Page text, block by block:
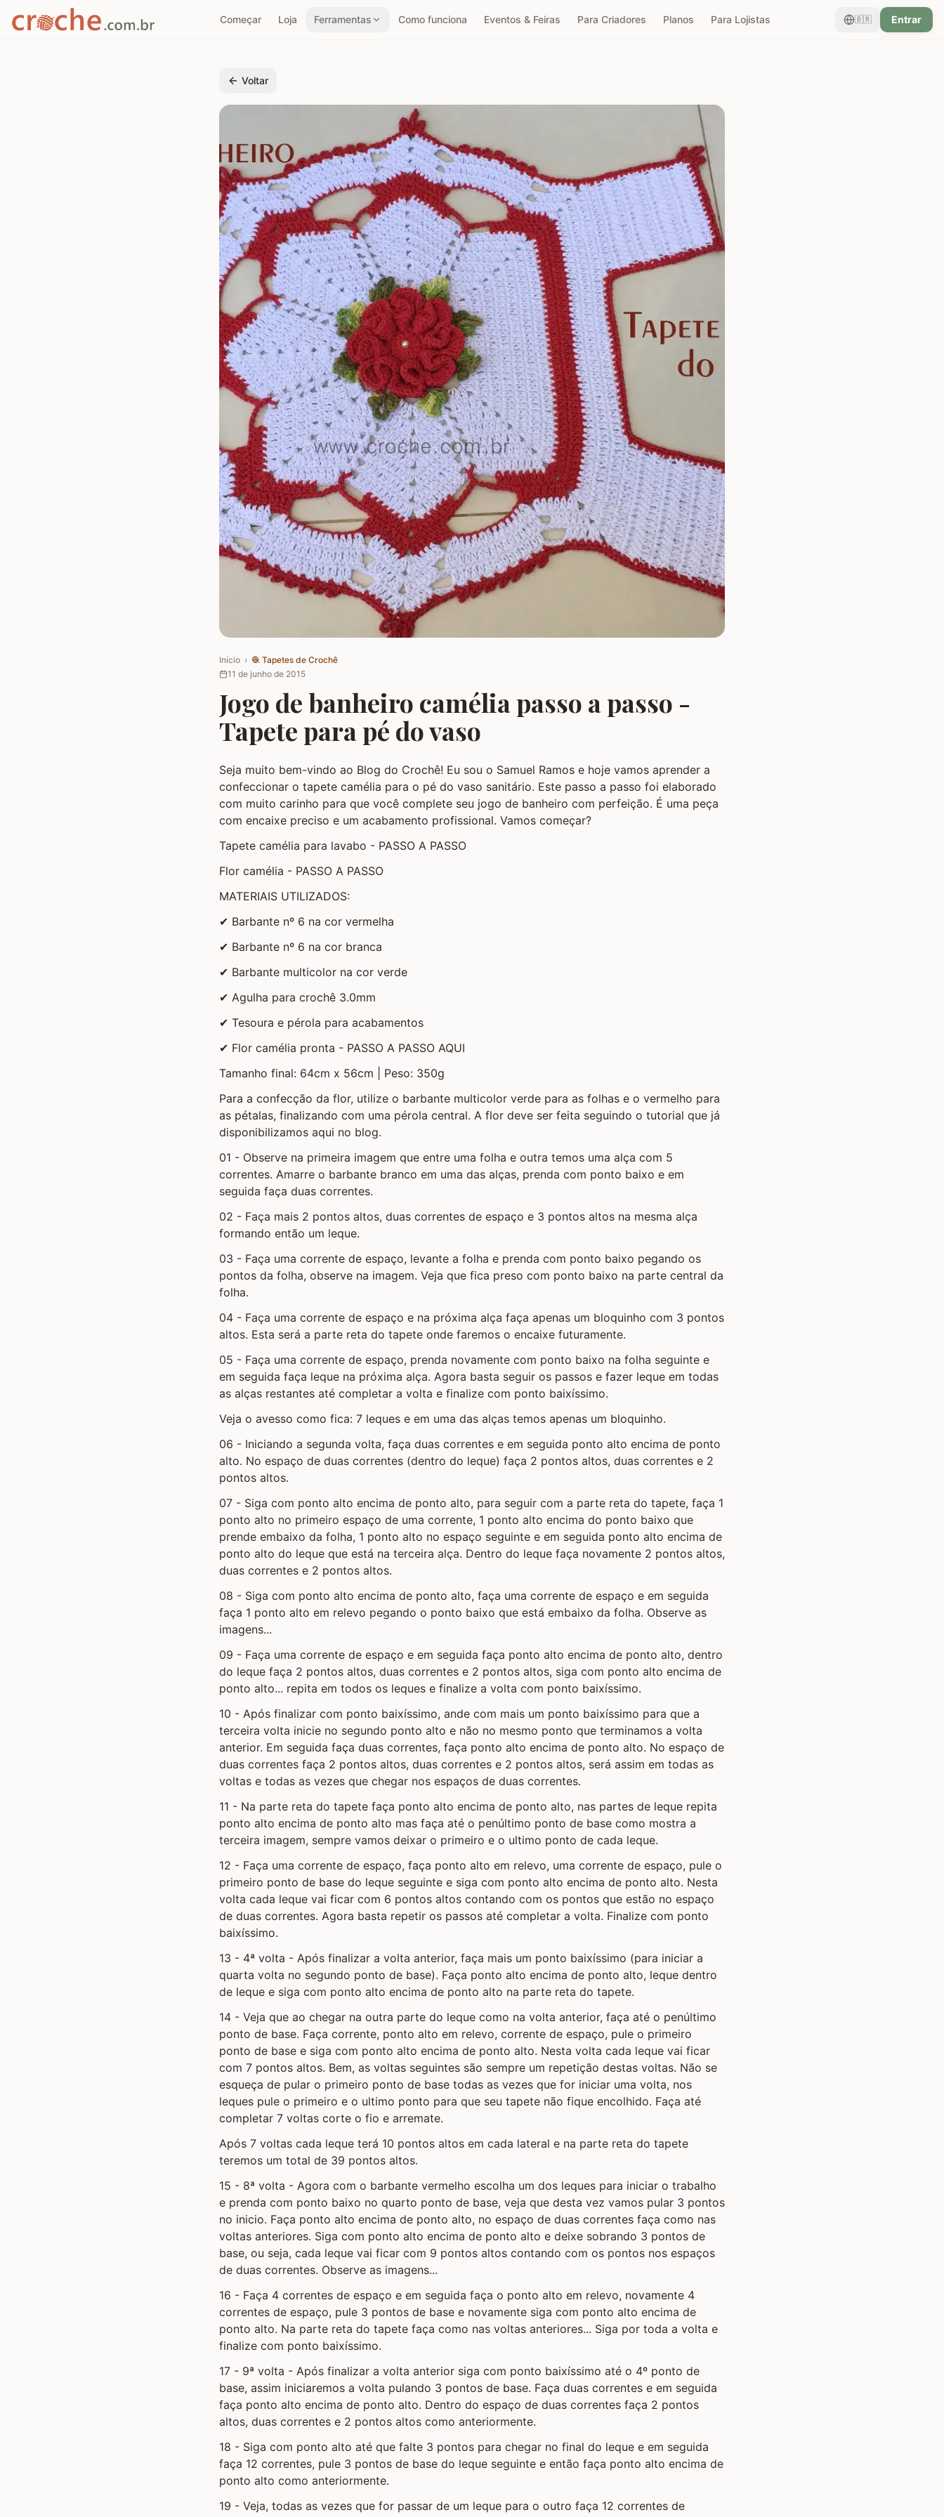
Começar Loja Ferramentas Como funciona Eventos & Feiras Para Criadores Planos Para Lojistas 🇧🇷 Entrar
Voltar
Início › 🧶 Tapetes de Crochê
11 de junho de 2015
Jogo de banheiro camélia passo a passo -
Tapete para pé do vaso
Seja muito bem-vindo ao Blog do Crochê! Eu sou o Samuel Ramos e hoje vamos aprender a
confeccionar o tapete camélia para o pé do vaso sanitário. Este passo a passo foi elaborado
com muito carinho para que você complete seu jogo de banheiro com perfeição. É uma peça
com encaixe preciso e um acabamento profissional. Vamos começar?
Tapete camélia para lavabo - PASSO A PASSO
Flor camélia - PASSO A PASSO
MATERIAIS UTILIZADOS:
✔ Barbante nº 6 na cor vermelha
✔ Barbante nº 6 na cor branca
✔ Barbante multicolor na cor verde
✔ Agulha para crochê 3.0mm
✔ Tesoura e pérola para acabamentos
✔ Flor camélia pronta - PASSO A PASSO AQUI
Tamanho final: 64cm x 56cm | Peso: 350g
Para a confecção da flor, utilize o barbante multicolor verde para as folhas e o vermelho para
as pétalas, finalizando com uma pérola central. A flor deve ser feita seguindo o tutorial que já
disponibilizamos aqui no blog.
01 - Observe na primeira imagem que entre uma folha e outra temos uma alça com 5
correntes. Amarre o barbante branco em uma das alças, prenda com ponto baixo e em
seguida faça duas correntes.
02 - Faça mais 2 pontos altos, duas correntes de espaço e 3 pontos altos na mesma alça
formando então um leque.
03 - Faça uma corrente de espaço, levante a folha e prenda com ponto baixo pegando os
pontos da folha, observe na imagem. Veja que fica preso com ponto baixo na parte central da
folha.
04 - Faça uma corrente de espaço e na próxima alça faça apenas um bloquinho com 3 pontos
altos. Esta será a parte reta do tapete onde faremos o encaixe futuramente.
05 - Faça uma corrente de espaço, prenda novamente com ponto baixo na folha seguinte e
em seguida faça leque na próxima alça. Agora basta seguir os passos e fazer leque em todas
as alças restantes até completar a volta e finalize com ponto baixíssimo.
Veja o avesso como fica: 7 leques e em uma das alças temos apenas um bloquinho.
06 - Iniciando a segunda volta, faça duas correntes e em seguida ponto alto encima de ponto
alto. No espaço de duas correntes (dentro do leque) faça 2 pontos altos, duas correntes e 2
pontos altos.
07 - Siga com ponto alto encima de ponto alto, para seguir com a parte reta do tapete, faça 1
ponto alto no primeiro espaço de uma corrente, 1 ponto alto encima do ponto baixo que
prende embaixo da folha, 1 ponto alto no espaço seguinte e em seguida ponto alto encima de
ponto alto do leque que está na terceira alça. Dentro do leque faça novamente 2 pontos altos,
duas correntes e 2 pontos altos.
08 - Siga com ponto alto encima de ponto alto, faça uma corrente de espaço e em seguida
faça 1 ponto alto em relevo pegando o ponto baixo que está embaixo da folha. Observe as
imagens...
09 - Faça uma corrente de espaço e em seguida faça ponto alto encima de ponto alto, dentro
do leque faça 2 pontos altos, duas correntes e 2 pontos altos, siga com ponto alto encima de
ponto alto... repita em todos os leques e finalize a volta com ponto baixíssimo.
10 - Após finalizar com ponto baixíssimo, ande com mais um ponto baixíssimo para que a
terceira volta inicie no segundo ponto alto e não no mesmo ponto que terminamos a volta
anterior. Em seguida faça duas correntes, faça ponto alto encima de ponto alto. No espaço de
duas correntes faça 2 pontos altos, duas correntes e 2 pontos altos, será assim em todas as
voltas e todas as vezes que chegar nos espaços de duas correntes.
11 - Na parte reta do tapete faça ponto alto encima de ponto alto, nas partes de leque repita
ponto alto encima de ponto alto mas faça até o penúltimo ponto de base como mostra a
terceira imagem, sempre vamos deixar o primeiro e o ultimo ponto de cada leque.
12 - Faça uma corrente de espaço, faça ponto alto em relevo, uma corrente de espaço, pule o
primeiro ponto de base do leque seguinte e siga com ponto alto encima de ponto alto. Nesta
volta cada leque vai ficar com 6 pontos altos contando com os pontos que estão no espaço
de duas correntes. Agora basta repetir os passos até completar a volta. Finalize com ponto
baixíssimo.
13 - 4ª volta - Após finalizar a volta anterior, faça mais um ponto baixíssimo (para iniciar a
quarta volta no segundo ponto de base). Faça ponto alto encima de ponto alto, leque dentro
de leque e siga com ponto alto encima de ponto alto na parte reta do tapete.
14 - Veja que ao chegar na outra parte do leque como na volta anterior, faça até o penúltimo
ponto de base. Faça corrente, ponto alto em relevo, corrente de espaço, pule o primeiro
ponto de base e siga com ponto alto encima de ponto alto. Nesta volta cada leque vai ficar
com 7 pontos altos. Bem, as voltas seguintes são sempre um repetição destas voltas. Não se
esqueça de pular o primeiro ponto de base todas as vezes que for iniciar uma volta, nos
leques pule o primeiro e o ultimo ponto para que seu tapete não fique encolhido. Faça até
completar 7 voltas corte o fio e arremate.
Após 7 voltas cada leque terá 10 pontos altos em cada lateral e na parte reta do tapete
teremos um total de 39 pontos altos.
15 - 8ª volta - Agora com o barbante vermelho escolha um dos leques para iniciar o trabalho
e prenda com ponto baixo no quarto ponto de base, veja que desta vez vamos pular 3 pontos
no inicio. Faça ponto alto encima de ponto alto, no espaço de duas correntes faça como nas
voltas anteriores. Siga com ponto alto encima de ponto alto e deixe sobrando 3 pontos de
base, ou seja, cada leque vai ficar com 9 pontos altos contando com os pontos nos espaços
de duas correntes. Observe as imagens...
16 - Faça 4 correntes de espaço e em seguida faça o ponto alto em relevo, novamente 4
correntes de espaço, pule 3 pontos de base e novamente siga com ponto alto encima de
ponto alto. Na parte reta do tapete faça como nas voltas anteriores... Siga por toda a volta e
finalize com ponto baixíssimo.
17 - 9ª volta - Após finalizar a volta anterior siga com ponto baixíssimo até o 4º ponto de
base, assim iniciaremos a volta pulando 3 pontos de base. Faça duas correntes e em seguida
faça ponto alto encima de ponto alto. Dentro do espaço de duas correntes faça 2 pontos
altos, duas correntes e 2 pontos altos como anteriormente.
18 - Siga com ponto alto até que falte 3 pontos para chegar no final do leque e em seguida
faça 12 correntes, pule 3 pontos de base do leque seguinte e então faça ponto alto encima de
ponto alto como anteriormente.
19 - Veja, todas as vezes que for passar de um leque para o outro faça 12 correntes de